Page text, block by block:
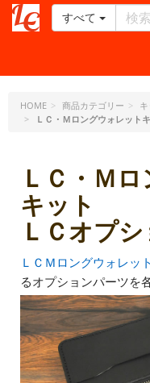
ー
ラ
フ
ト・
ジ
ピ
ー
すべて
HOME 商品カテゴリー キ
ＬＣ・Ｍロングウォレット
ＬＣ・Ｍ
キット
ＬＣオプ
ＬＣＭロングウォレッ
るオプションパーツを